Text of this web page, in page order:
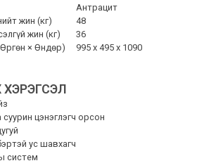
Антрацит
жин (кг)
48
жин (кг)
36
× Өндөр)
995 x 495 x 1090
цэнэглэгч орсон
ус шавхагч
систем